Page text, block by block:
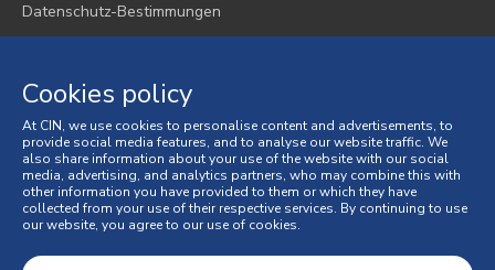
Datenschutz-Bestimmungen
Geschäftsbedingungen
Allgemeine Verkaufsbedingungen
Verbraucherstreitigkeiten
Online-Beschwerdebuch
Cookies policy
At CIN, we use cookies to personalise content and advertisements, to
provide social media features, and to analyse our website traffic. We
also share information about your use of the website with our social
media, advertising, and analytics partners, who may combine this with
other information you have provided to them or which they have
collected from your use of their respective services. By continuing to use
our website, you agree to our use of cookies.